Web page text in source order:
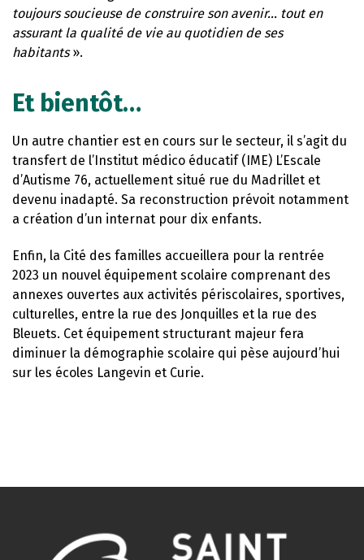
toujours soucieuse de construire son avenir… tout en
assurant la qualité de vie au quotidien de ses
habitants».
Et bientôt…
Un autre chantier est en cours sur le secteur, il s’agit du
transfert de l’Institut médico éducatif (IME) L’Escale
d’Autisme 76, actuellement situé rue du Madrillet et
devenu inadapté. Sa reconstruction prévoit notamment
a création d’un internat pour dix enfants.
Enfin, la Cité des familles accueillera pour la rentrée
2023 un nouvel équipement scolaire comprenant des
annexes ouvertes aux activités périscolaires, sportives,
culturelles, entre la rue des Jonquilles et la rue des
Bleuets. Cet équipement structurant majeur fera
diminuer la démographie scolaire qui pèse aujourd’hui
sur les écoles Langevin et Curie.